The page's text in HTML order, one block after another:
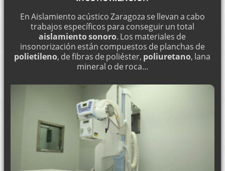
En Aislamiento acústico Zaragoza se llevan a cabo
trabajos específicos para conseguir un total
aislamiento sonoro. Los materiales de
insonorización están compuestos de planchas de
polietileno, de fibras de poliéster, poliuretano, lana
mineral o de roca...